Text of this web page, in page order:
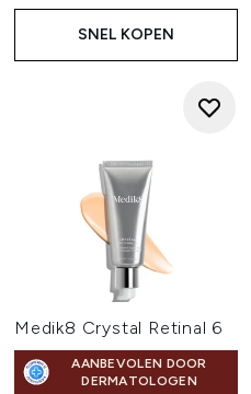
SNEL KOPEN
Medik8 Crystal Retinal 6
AANBEVOLEN DOOR
DERMATOLOGEN